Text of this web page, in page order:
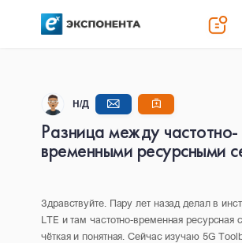
Н/Д
Разница между частотно-
временными ресурсными
Здравствуйте. Пару лет назад делал в
LTE и там частотно-временная ресурсная
чёткая и понятная. Сейчас изучаю 5G